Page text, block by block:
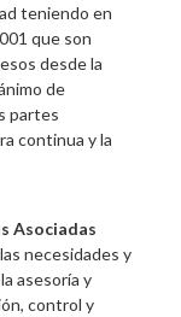
teniendo en
que son
desde la
de
partes
continua y la
Asociadas
necesidades y
asesoría y
control y